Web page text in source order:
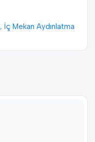
, İç Mekan Aydınlatma